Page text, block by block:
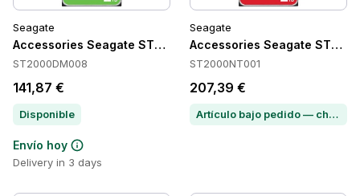
Seagate
Accessories Seagate ST2000DM008
ST2000DM008
141,87 €
Disponible
Envío hoy
Delivery in 3 days
Seagate
Accessories Seagate
ST2000NT001
207,39 €
Artículo bajo pedido — chatea para conocer el plazo de entrega